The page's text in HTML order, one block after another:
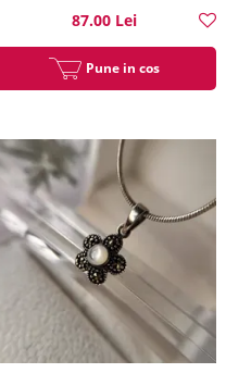
87.00 Lei
Pune in cos